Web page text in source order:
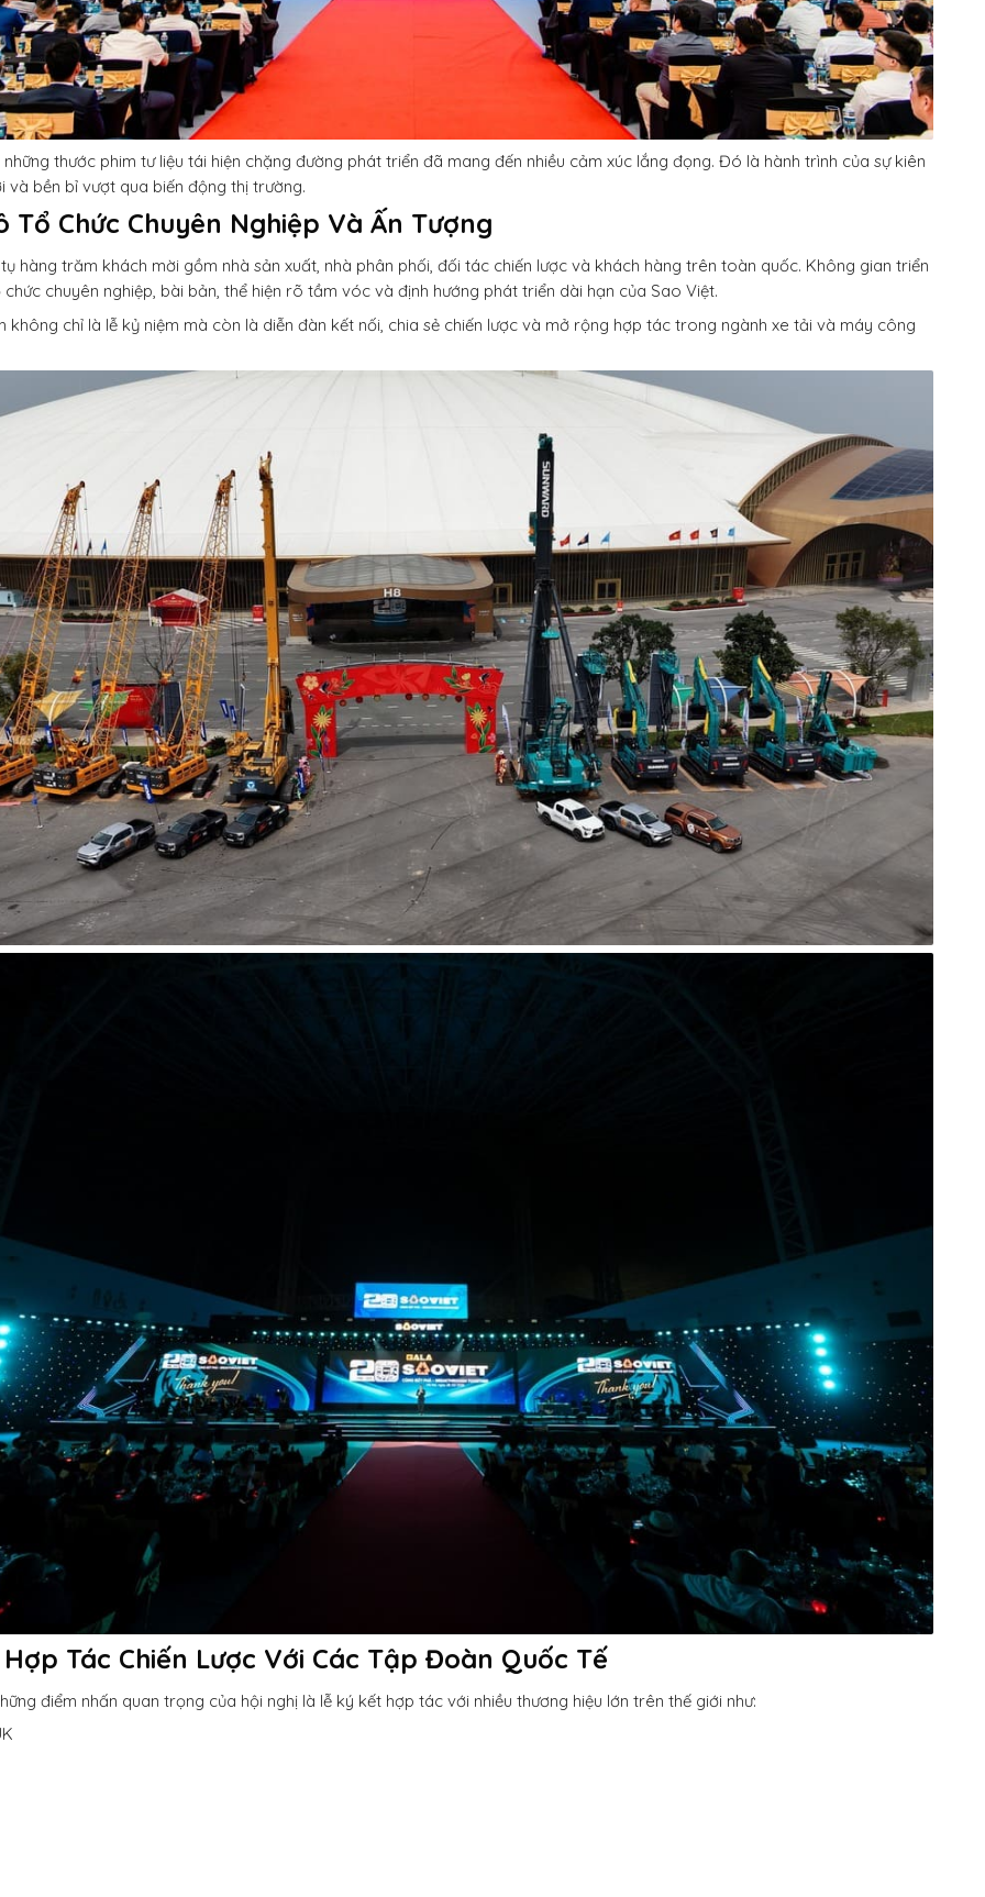
những thước phim tư liệu tái hiện chặng đường phát triển đã mang đến nhiều cảm xúc lắng đọng. Đó là hành trình của sự kiên
và bền bỉ vượt qua biến động thị trường.
Tổ Chức Chuyên Nghiệp Và Ấn Tượng
hàng trăm khách mời gồm nhà sản xuất, nhà phân phối, đối tác chiến lược và khách hàng trên toàn quốc. Không gian triển
chuyên nghiệp, bài bản, thể hiện rõ tầm vóc và định hướng phát triển dài hạn của Sao Việt.
không chỉ là lễ kỷ niệm mà còn là diễn đàn kết nối, chia sẻ chiến lược và mở rộng hợp tác trong ngành xe tải và máy công
Tác Chiến Lược Với Các Tập Đoàn Quốc Tế
điểm nhấn quan trọng của hội nghị là lễ ký kết hợp tác với nhiều thương hiệu lớn trên thế giới như: